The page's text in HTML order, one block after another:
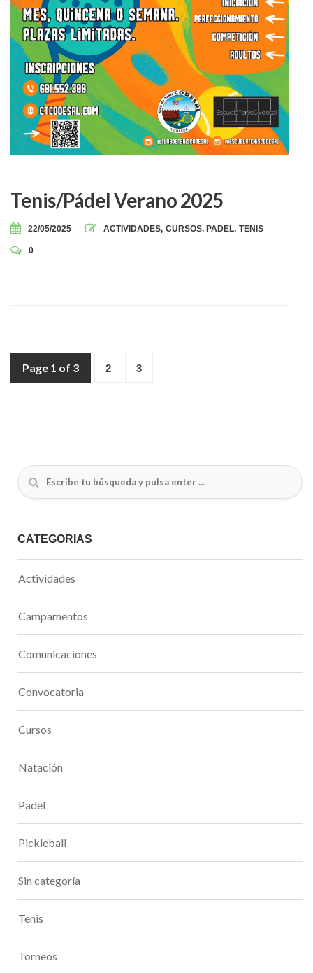
Tenis/Pádel Verano 2025
22/05/2025 ACTIVIDADES, CURSOS, PADEL, TENIS
0
Page 1 of 3 2 3
CATEGORÍAS
Actividades
Campamentos
Comunicaciones
Convocatoria
Cursos
Natación
Padel
Pickleball
Sin categoría
Tenis
Torneos